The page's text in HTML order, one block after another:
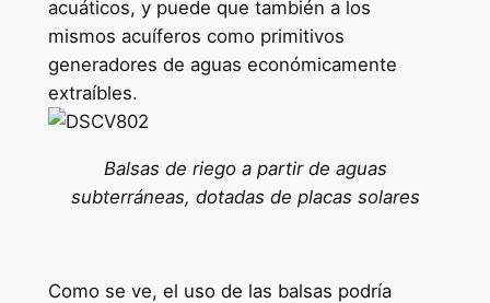
acuáticos, y puede que también a los
mismos acuíferos como primitivos
generadores de aguas económicamente
extraíbles.
Balsas de riego a partir de aguas
subterráneas, dotadas de placas solares
Como se ve, el uso de las balsas podría